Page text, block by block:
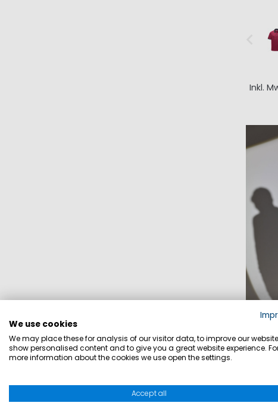
Inkl.
We use cookies
We may place these for analysis of our visitor data, to improve our
show personalised content and to give you a great website experience.
more information about the cookies we use open the settings.
Accept all